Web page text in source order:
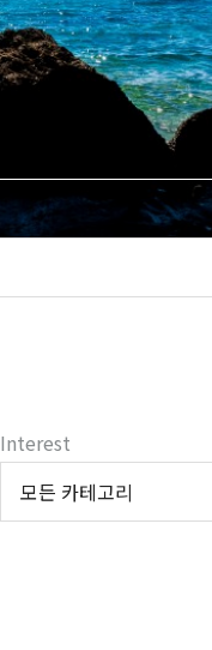
Interest
모든 카테고리